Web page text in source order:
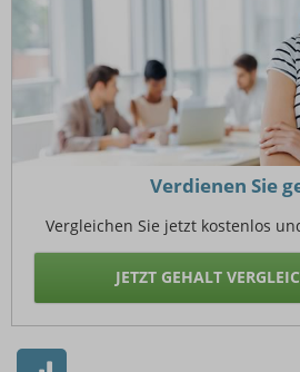
Verdienen Sie
Vergleichen Sie jetzt kostenlos
JETZT GEHALT